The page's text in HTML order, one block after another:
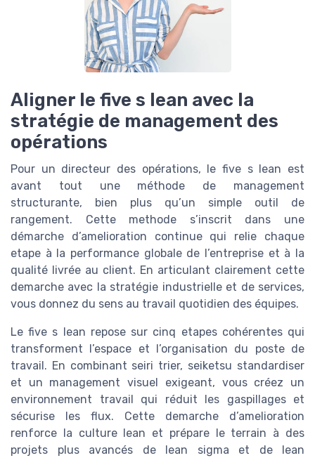
Aligner le five s lean avec la
stratégie de management des
opérations
Pour un directeur des opérations, le five s lean est
avant tout une méthode de management
structurante, bien plus qu’un simple outil de
rangement. Cette methode s’inscrit dans une
démarche d’amelioration continue qui relie chaque
etape à la performance globale de l’entreprise et à la
qualité livrée au client. En articulant clairement cette
demarche avec la stratégie industrielle et de services,
vous donnez du sens au travail quotidien des équipes.
Le five s lean repose sur cinq etapes cohérentes qui
transforment l’espace et l’organisation du poste de
travail. En combinant seiri trier, seiketsu standardiser
et un management visuel exigeant, vous créez un
environnement travail qui réduit les gaspillages et
sécurise les flux. Cette demarche d’amelioration
renforce la culture lean et prépare le terrain à des
projets plus avancés de lean sigma et de lean